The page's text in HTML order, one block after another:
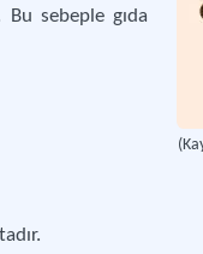
Bu sebeple gıda